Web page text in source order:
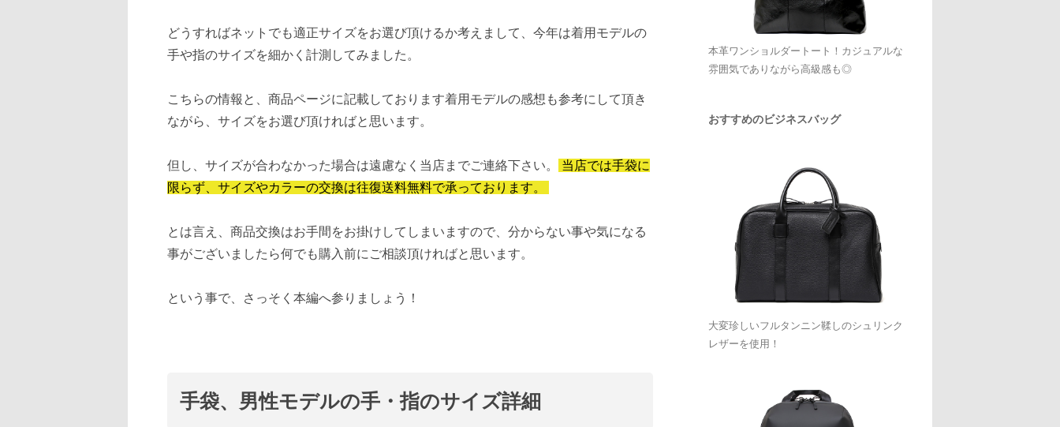
どうすればネットでも適正サイズをお選び頂けるか考えまして、今年は着用モデルの
手や指のサイズを細かく計測してみました。
こちらの情報と、商品ページに記載しております着用モデルの感想も参考にして頂き
ながら、サイズをお選び頂ければと思います。
但し、サイズが合わなかった場合は遠慮なく当店までご連絡下さい。
当店では手袋に
限らず、サイズやカラーの交換は往復送料無料で承っております。
とは言え、商品交換はお手間をお掛けしてしまいますので、分からない事や気になる
事がございましたら何でも購入前にご相談頂ければと思います。
という事で、さっそく本編へ参りましょう！
手袋、男性モデルの手・指のサイズ詳細
本革ワンショルダートート！カジュアルな
雰囲気でありながら高級感も◎
おすすめのビジネスバッグ
大変珍しいフルタンニン鞣しのシュリンク
レザーを使用！